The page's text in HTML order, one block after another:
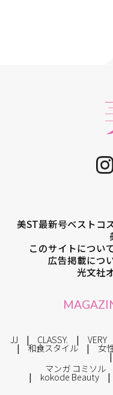
美ST最新号ベストコ
このサイトについ
広告掲載につ
光文社
JJ CLASSY. VERY
和食スタイル 女
マンガ コミソル
kokode Beauty